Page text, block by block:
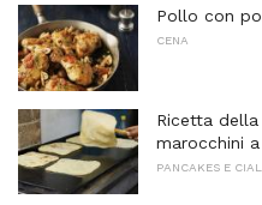
Pollo con
CENA
Ricetta
marocchini
PANCAKES E